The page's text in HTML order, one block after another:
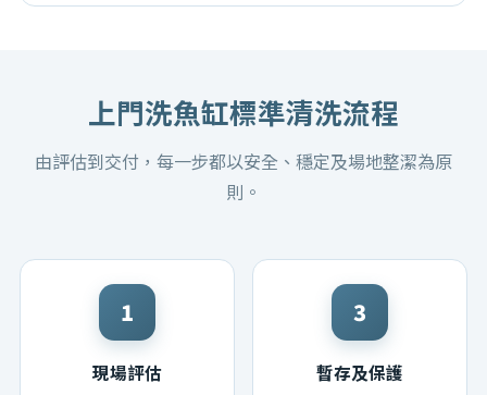
上門洗魚缸標準清洗流程
由評估到交付，每一步都以安全、穩定及場地整潔為原
則。
現場評估 暫存及保護